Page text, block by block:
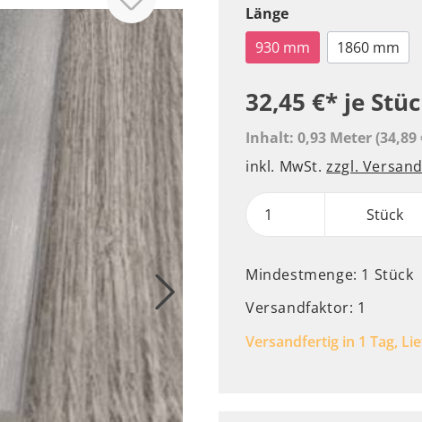
Länge
930 mm
1860 mm
32,45 €* je
Inhalt: 0,93 Meter
inkl. MwSt.zzgl.
Stück
Mindestmenge: 1 Stück
Versandfaktor: 1
Versandfertig in 1 Tag,